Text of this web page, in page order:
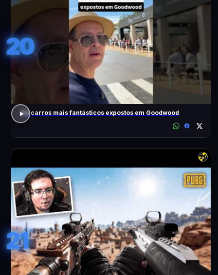
20
Os carros mais fantásticos expostos em Goodwood
21